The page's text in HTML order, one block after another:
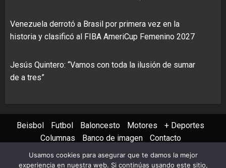
Venezuela derrotó a Brasil por primera vez en la
historia y clasificó al FIBA AmeriCup Femenino 2027
Jesús Quintero: “Vamos con toda la ilusión de sumar
de a tres”
Beisbol Futbol Baloncesto Motores
+ Deportes
Columnas
Banco de imagen Contacto
Instagram
X YoutubeFacebook
TikTok
Usamos cookies para asegurar que te damos la mejor
experiencia en nuestra web. Si continúas usando este sitio,